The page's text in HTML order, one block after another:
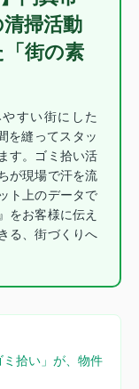
掃活動
街の素
すい街にした
を縫ってスタッ
す。ゴミ拾い活
が現場で汗を流
ト上のデータで
をお客様に伝え
る、街づくりへ
拾い」が、物件